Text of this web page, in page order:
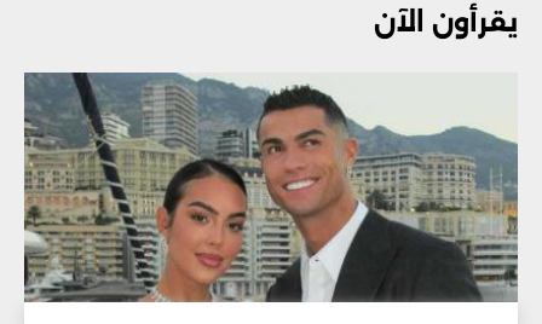
يقرأون الآن